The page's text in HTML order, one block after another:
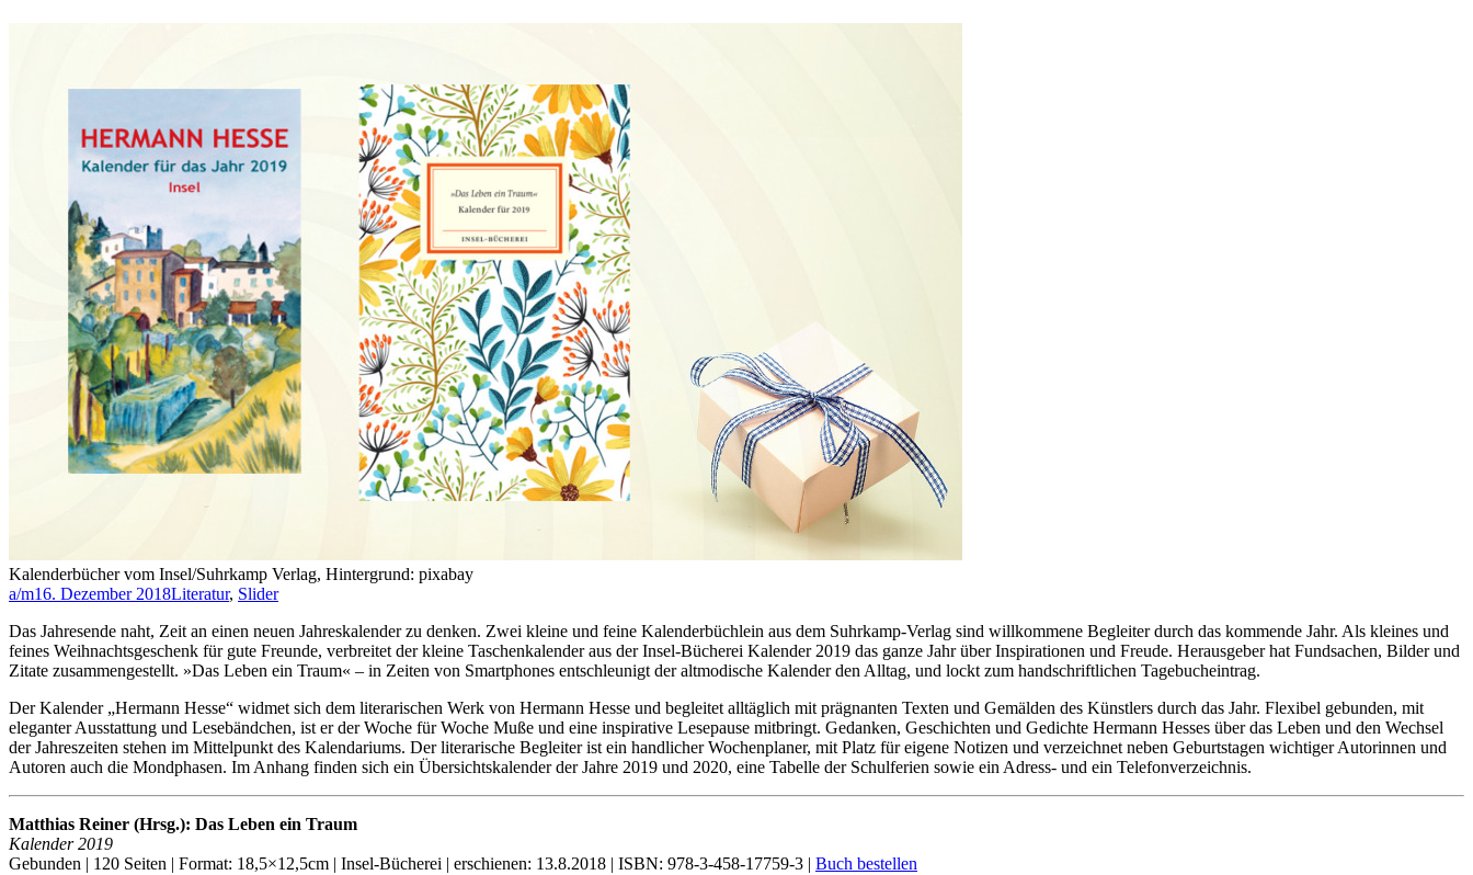
Kalenderbücher vom Insel/Suhrkamp Verlag, Hintergrund: pixabay
a/m16. Dezember 2018Literatur, Slider
Das Jahresende naht, Zeit an einen neuen Jahreskalender zu denken. Zwei kleine und feine Kalenderbüchlein aus dem Suhrkamp-Verlag sind willkommene Begleiter durch das kommende Jahr. Als kleines und
feines Weihnachtsgeschenk für gute Freunde, verbreitet der kleine Taschenkalender aus der Insel-Bücherei Kalender 2019 das ganze Jahr über Inspirationen und Freude. Herausgeber hat Fundsachen, Bilder und
Zitate zusammengestellt. »Das Leben ein Traum« – in Zeiten von Smartphones entschleunigt der altmodische Kalender den Alltag, und lockt zum handschriftlichen Tagebucheintrag.
Der Kalender „Hermann Hesse“ widmet sich dem literarischen Werk von Hermann Hesse und begleitet alltäglich mit prägnanten Texten und Gemälden des Künstlers durch das Jahr. Flexibel gebunden, mit
eleganter Ausstattung und Lesebändchen, ist er der Woche für Woche Muße und eine inspirative Lesepause mitbringt. Gedanken, Geschichten und Gedichte Hermann Hesses über das Leben und den Wechsel
der Jahreszeiten stehen im Mittelpunkt des Kalendariums. Der literarische Begleiter ist ein handlicher Wochenplaner, mit Platz für eigene Notizen und verzeichnet neben Geburtstagen wichtiger Autorinnen und
Autoren auch die Mondphasen. Im Anhang finden sich ein Übersichtskalender der Jahre 2019 und 2020, eine Tabelle der Schulferien sowie ein Adress- und ein Telefonverzeichnis.
Matthias Reiner (Hrsg.): Das Leben ein Traum
Kalender 2019
Gebunden | 120 Seiten | Format: 18,5×12,5cm | Insel-Bücherei | erschienen: 13.8.2018 | ISBN: 978-3-458-17759-3 | Buch bestellen